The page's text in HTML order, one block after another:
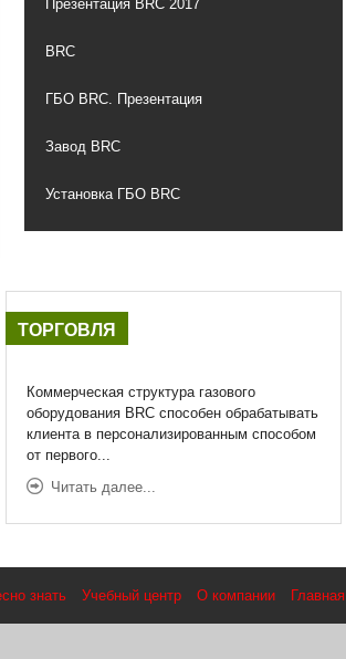
Презентация BRC 2017
BRC
ГБО BRC. Презентация
Завод BRC
Установка ГБО BRC
ТОРГОВЛЯ
Коммерческая структура газового
оборудования BRC способен обрабатывать
клиента в персонализированным способом
от первого...
Читать далее...
Главная
О компании
Учебный центр
знать